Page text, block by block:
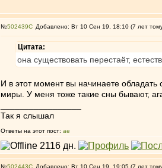
№502439 Добавлено: Вт 10 Сен 19, 18:10 (7 лет
Цитата:
она существовать перестаёт,
И в этот момент вы начинаете обладать
миры. У меня тоже такие сны бывают,
Так я слышал
Ответы на этот пост: ae
№502443 Добавлено: Вт 10 Сен 19, 19:05 (7 лет